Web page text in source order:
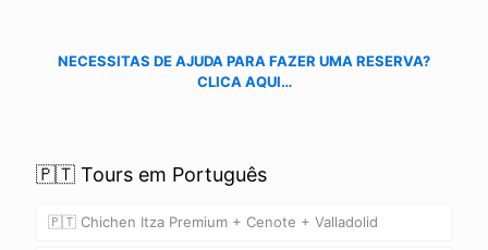
NECESSITAS DE AJUDA PARA FAZER UMA RESERVA?
CLICA AQUI…
🇵🇹 Tours em Português
🇵🇹 Chichen Itza Premium + Cenote + Valladolid